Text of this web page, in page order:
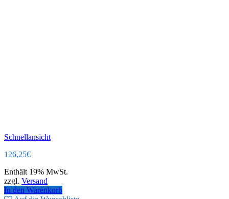
Schnellansicht
126,25€
Enthält 19% MwSt.
zzgl. Versand
In den Warenkorb